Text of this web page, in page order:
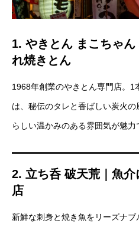
1. やきとん まこちゃ
れ焼きとん
1968年創業のやきとん専門店。1
は、秘伝のタレと香ばしい炭火
らしい温かみのある雰囲気が魅力
2. 立ち呑 破天荒｜魚
店
新鮮な刺身と焼き魚をリーズナ